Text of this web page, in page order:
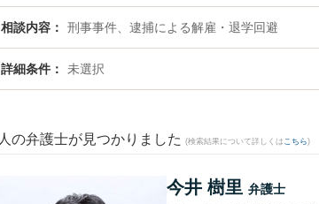
相談内容 刑事事件、逮捕による解雇・退学回避
詳細条件 未選択
人の弁護士が見つかりました (検索結果について詳しくは こちら)
今井 樹里 弁護士